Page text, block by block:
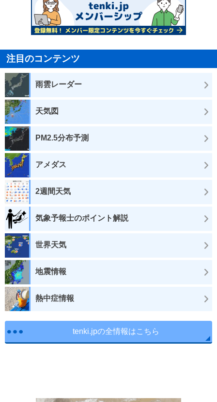
注目のコンテンツ
雨雲レーダー
天気図
PM2.5分布予測
アメダス
2週間天気
気象予報士のポイント解説
世界天気
地震情報
熱中症情報
tenki.jpの全情報はこちら